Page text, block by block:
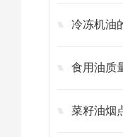
冷冻机油
食用油质
菜籽油烟